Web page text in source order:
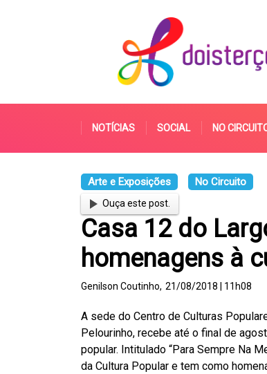
NOTÍCIAS SOCIAL NO
Arte e Exposições No Circuito
Ouça este post.
Casa 12 do
homenagens à
Genilson Coutinho, 21/08/2018 | 11h08
A sede do Centro de Culturas
Pelourinho, recebe até o final de
popular. Intitulado “Para Sempre Na
da Cultura Popular e tem como